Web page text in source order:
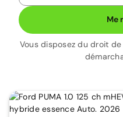
Me
Vous disposez du droit